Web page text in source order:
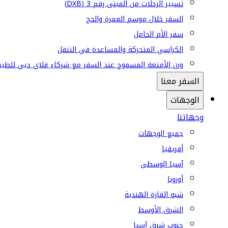
تسيير الرحلات من المبنى رقم 3 (DXB)
السفر خلال موسم العمرة والحج
سفر الأم الحامل
الكراسي المتحركة والمساعدة في التنقل
وزن الأمتعة المسموح عند السفر مع شركاء فلاي دبي
السفر معنا
الوجهات
وجهاتنا
جميع الوجهات
أفريقيا
آسيا الوسطى
أوروبا
شبه القارة الهندية
الشرق الأوسط
جنوب شرق آسيا